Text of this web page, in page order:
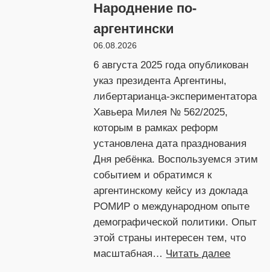
Крузенштерном
Народнение по-
аргентински
06.08.2026
6 августа 2025 года опубликован
указ президента Аргентины,
либертарианца-экспериментатора
Хавьера Милея № 562/2025,
которым в рамках реформ
установлена дата празднования
Дня ребёнка. Воспользуемся этим
событием и обратимся к
аргентинскому кейсу из доклада
РОМИР о международном опыте
демографической политики. Опыт
этой страны интересен тем, что
масштабная… Читать далее: